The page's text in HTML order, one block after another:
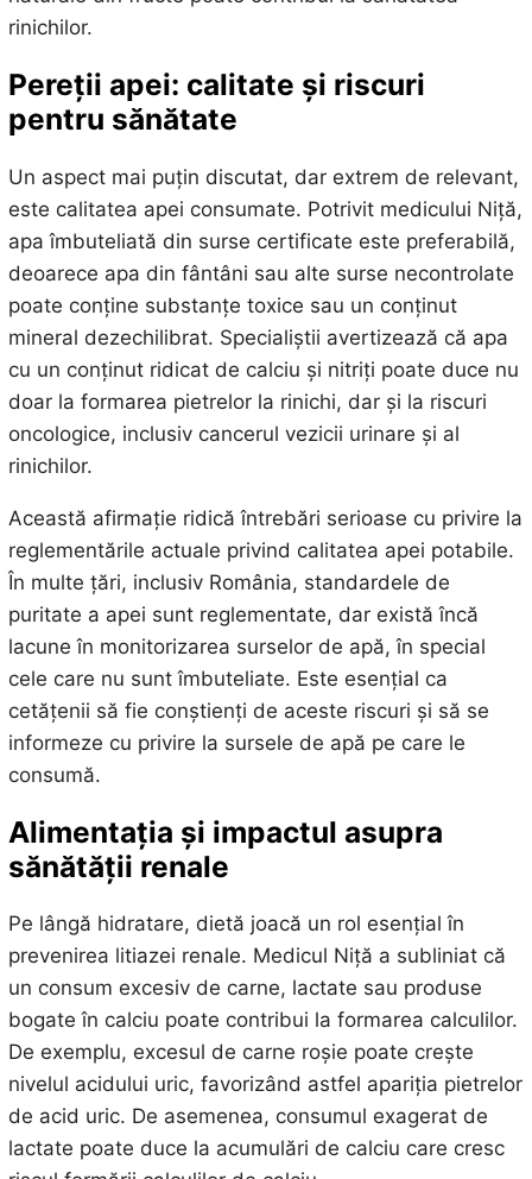
rinichilor.
Pereții apei: calitate și riscuri
pentru sănătate
Un aspect mai puțin discutat, dar extrem de relevant,
este calitatea apei consumate. Potrivit medicului Niță,
apa îmbuteliată din surse certificate este preferabilă,
deoarece apa din fântâni sau alte surse necontrolate
poate conține substanțe toxice sau un conținut
mineral dezechilibrat. Specialiștii avertizează că apa
cu un conținut ridicat de calciu și nitriți poate duce nu
doar la formarea pietrelor la rinichi, dar și la riscuri
oncologice, inclusiv cancerul vezicii urinare și al
rinichilor.
Această afirmație ridică întrebări serioase cu privire la
reglementările actuale privind calitatea apei potabile.
În multe țări, inclusiv România, standardele de
puritate a apei sunt reglementate, dar există încă
lacune în monitorizarea surselor de apă, în special
cele care nu sunt îmbuteliate. Este esențial ca
cetățenii să fie conștienți de aceste riscuri și să se
informeze cu privire la sursele de apă pe care le
consumă.
Alimentația și impactul asupra
sănătății renale
Pe lângă hidratare, dietă joacă un rol esențial în
prevenirea litiazei renale. Medicul Niță a subliniat că
un consum excesiv de carne, lactate sau produse
bogate în calciu poate contribui la formarea calculilor.
De exemplu, excesul de carne roșie poate crește
nivelul acidului uric, favorizând astfel apariția pietrelor
de acid uric. De asemenea, consumul exagerat de
lactate poate duce la acumulări de calciu care cresc